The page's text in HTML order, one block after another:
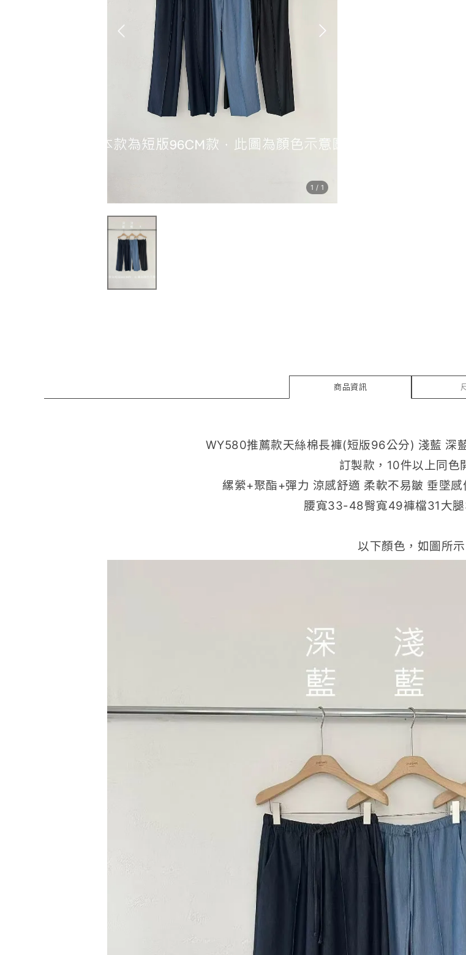
1 / 1
商品資訊
WY580推薦款天絲棉長褲(短版96公分) 淺藍 深
訂製款，10件以上同色
縲縈+聚酯+彈力 涼感舒適 柔軟不易皺 垂墜
腰寬33-48臀寬49褲檔31大
以下顏色，如圖所示